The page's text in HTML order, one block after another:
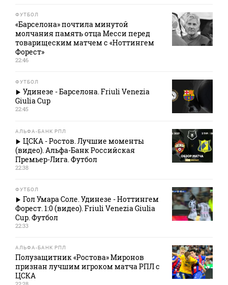
ФУТБОЛ
«Барселона» почтила минутой
молчания память отца Месси перед
товарищеским матчем с «Ноттингем
Форест»
22:46
ФУТБОЛ
Удинезе - Барселона. Friuli Venezia
Giulia Cup
22:45
АЛЬФА-БАНК РПЛ
ЦСКА - Ростов. Лучшие моменты
(видео). Альфа-Банк Российская
Премьер-Лига. Футбол
22:38
ФУТБОЛ
Гол Умара Соле. Удинезе - Ноттингем
Форест. 1:0 (видео). Friuli Venezia Giulia
Cup. Футбол
22:33
АЛЬФА-БАНК РПЛ
Полузащитник «Ростова» Миронов
признан лучшим игроком матча РПЛ с
ЦСКА